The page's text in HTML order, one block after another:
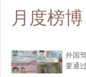
月度榜博
外国
要通